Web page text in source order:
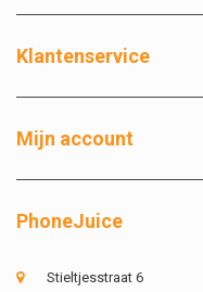
Klantenservice
Mijn account
PhoneJuice
Stieltjesstraat 6